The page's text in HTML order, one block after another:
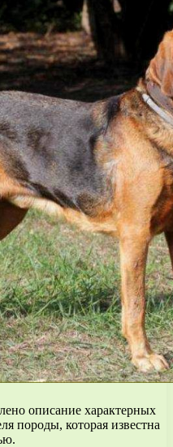
описание характерных
породы, которая известна